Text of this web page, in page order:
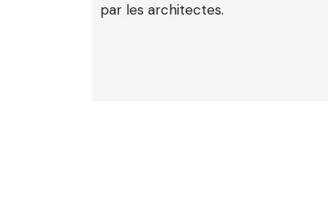
par les architectes.